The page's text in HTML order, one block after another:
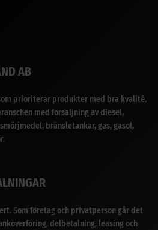
AB
prioriterar produkter med bra kvalité.
med försäljning av diesel,
bränsletankar, gas, gasol,
Som företag och privatperson går det
delbetalning, leasing och